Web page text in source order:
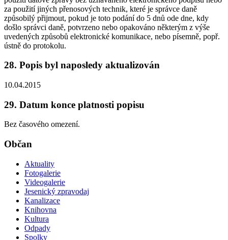
za použití jiných přenosových technik, které je správce daně
způsobilý přijmout, pokud je toto podání do 5 dnů ode dne, kdy
došlo správci daně, potvrzeno nebo opakováno některým z výše
uvedených způsobů elektronické komunikace, nebo písemně, popř.
ústně do protokolu.
28. Popis byl naposledy aktualizován
10.04.2015
29. Datum konce platnosti popisu
Bez časového omezení.
Občan
Aktuality
Fotogalerie
Videogalerie
Jesenický zpravodaj
Kanalizace
Knihovna
Kultura
Odpady
Spolky